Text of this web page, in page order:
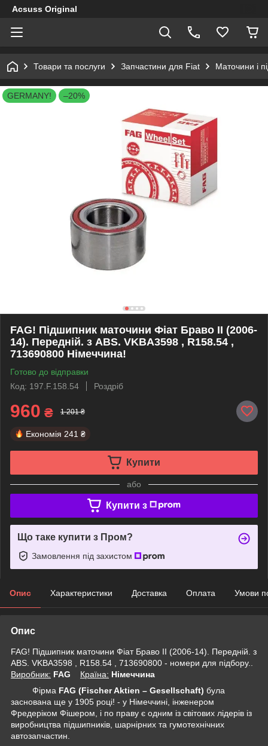
Acsuss Original
Товари та послуги Запчастини для Fiat Маточини і
GERMANY! –20%
FAG! Підшипник маточини Фіат Браво II (2006-
14). Передній. з ABS. VKBA3598 , R158.54 ,
713690800 Німеччина!
Готово до відправки
Код: 197.F.158.54
Роздріб
960 ₴ 1 201 ₴
Економія 241 ₴
Купити
або
Купити з
Що таке купити з Пром?
Замовлення під захистом
Опис Характеристики Доставка Оплата Умови
Опис
FAG! Підшипник маточини Фіат Браво II (2006-14). Передній. з
ABS. VKBA3598 , R158.54 , 713690800 - номери для підбору..
Виробник: FAG Крaїна: Німеччина
Фірма FAG (Fischer Aktien – Gesellschaft) була
заснована ще у 1905 році! - у Німеччині, інженером
Фредеріком Фішером, і по праву є одним із світових лідерів із
виробництва підшипників, шарнірних та гумотехнічних
автозапчастин.